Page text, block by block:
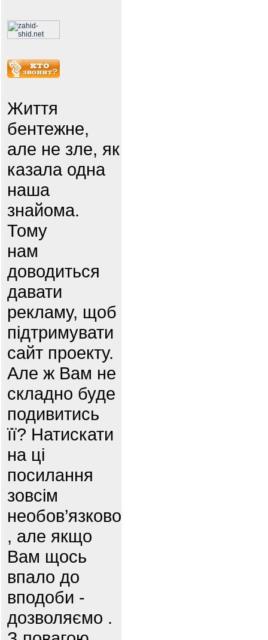
Життя
бентежне,
але не зле, як
казала одна
наша
знайома.
Тому
нам
доводиться
давати
рекламу, щоб
підтримувати
сайт проекту.
Але ж Вам не
складно буде
подивитись
її? Натискати
на ці
посилання
зовсім
необов’язково
, але якщо
Вам щось
впало до
вподоби -
дозволяємо .